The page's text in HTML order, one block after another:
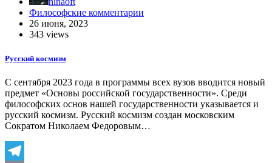
Философские комментарии
26 июня, 2023
343 views
Русский космизм
С сентября 2023 года в программы всех вузов вводится новый
предмет «Основы российской государственности». Среди
философских основ нашей государственности указывается и
русский космизм. Русский космизм создан московским
Сократом Николаем Федоровым…